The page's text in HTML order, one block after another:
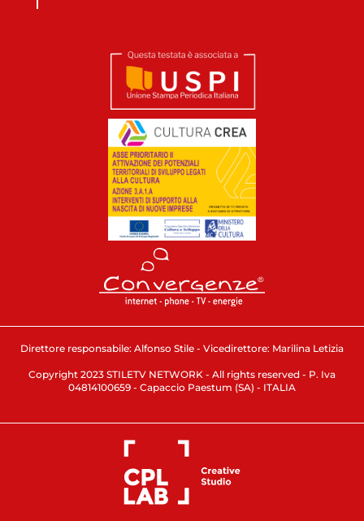
Direttore responsabile: Alfonso Stile - Vicedirettore: Marilina Letizia
Copyright 2023 STILETV NETWORK - All rights reserved - P. Iva
04814100659 - Capaccio Paestum (SA) - ITALIA